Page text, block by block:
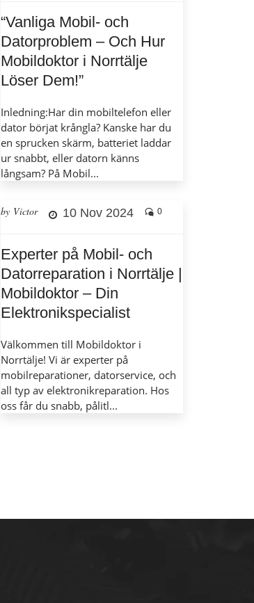
“Vanliga Mobil- och
Datorproblem – Och Hur
Mobildoktor i Norrtälje
Löser Dem!”
Inledning:Har din mobiltelefon eller
dator börjat krångla? Kanske har du
en sprucken skärm, batteriet laddar
ur snabbt, eller datorn känns
långsam? På Mobil...
by Victor 10 Nov 2024 0
Experter på Mobil- och
Datorreparation i Norrtälje |
Mobildoktor – Din
Elektronikspecialist
Välkommen till Mobildoktor i
Norrtälje! Vi är experter på
mobilreparationer, datorservice, och
all typ av elektronikreparation. Hos
oss får du snabb, pålitl...